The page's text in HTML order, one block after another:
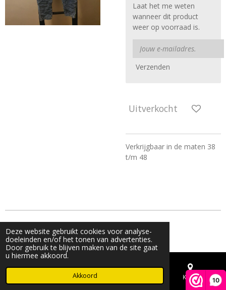
Deze website gebruikt cookies voor analyse-
doeleinden en/of het tonen van advertenties.
Door gebruik te blijven maken van de site gaat
u hiermee akkoord.
Akkoord
10
Laat het me weten
wanneer dit product
weer op voorraad is.
Verzenden
Uitverkocht
Verkrijgbaar in de maten 38
t/m 48
© 2023 - 2026 Live & Shine
Powered by JouwWeb
Telefoonnummer Kaart